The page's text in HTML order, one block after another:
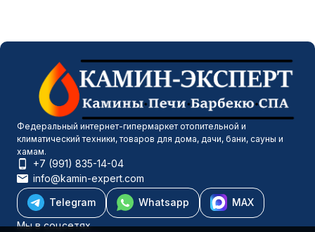
Федеральный интернет-гипермаркет отопительной и
климатический техники, товаров для дома, дачи, бани, сауны и
хамам.
+7 (991) 835-14-04
info@kamin-expert.com
Telegram
Whatsapp
MAX
Мы в соцсетях